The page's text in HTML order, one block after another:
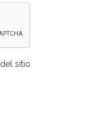
del sitio